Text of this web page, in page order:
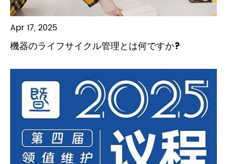
Apr 17, 2025
機器のライフサイクル管理とは何ですか?